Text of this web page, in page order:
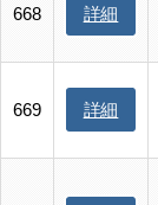
668 詳細
669 詳細